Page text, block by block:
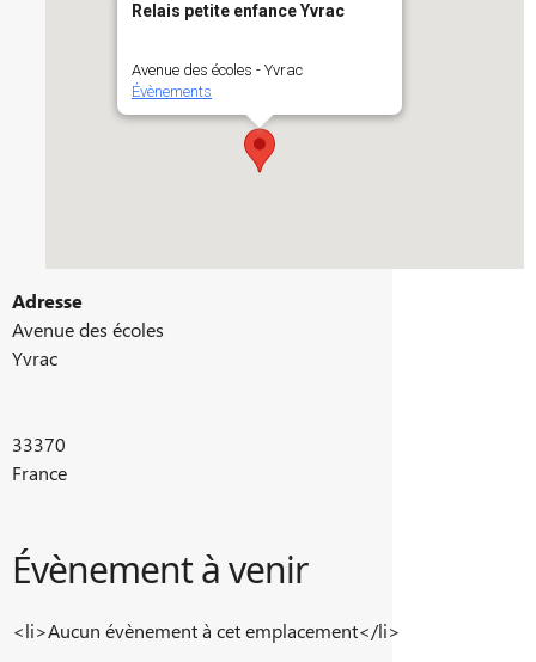
Relais petite enfance Yvrac
Avenue des écoles - Yvrac
Évènements
Adresse
Avenue des écoles
Yvrac
33370
France
Évènement à venir
<li>Aucun évènement à cet emplacement</li>